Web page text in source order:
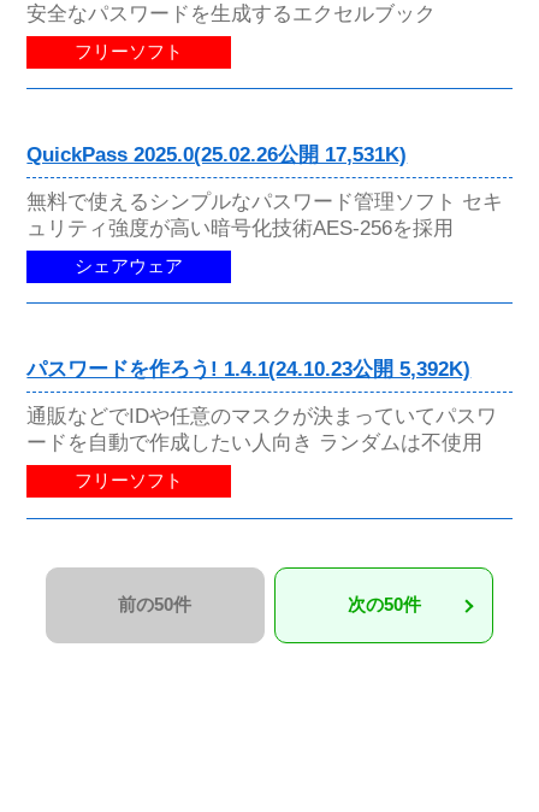
安全なパスワードを生成するエクセルブック
フリーソフト
QuickPass 2025.0(25.02.26公開 17,531K)
無料で使えるシンプルなパスワード管理ソフト セキ
ュリティ強度が高い暗号化技術AES-256を採用
シェアウェア
パスワードを作ろう! 1.4.1(24.10.23公開 5,392K)
通販などでIDや任意のマスクが決まっていてパスワ
ードを自動で作成したい人向き ランダムは不使用
フリーソフト
前の50件 次の50件